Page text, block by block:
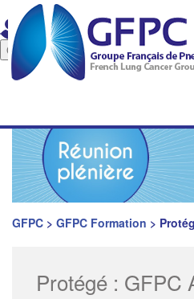
Identifiant Mot
Mot de pase
GFPC > GFPC Formation >
Protégé : GFPC